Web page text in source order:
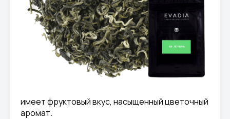
имеет фруктовый вкус, насыщенный цветочный
аромат.